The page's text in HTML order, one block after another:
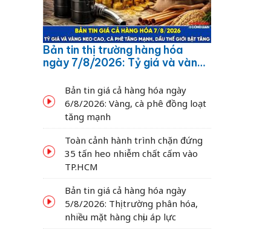
Bản tin thị trường hàng hóa
ngày 7/8/2026: Tỷ giá và vàng
dầu thế giới bật tăng
Bản tin giá cả hàng hóa ngày
6/8/2026: Vàng, cà phê đồng loạt
tăng mạnh
Toàn cảnh hành trình chặn đứng
35 tấn heo nhiễm chất cấm vào
TP.HCM
Bản tin giá cả hàng hóa ngày
5/8/2026: Thị trường phân hóa,
nhiều mặt hàng chịu áp lực